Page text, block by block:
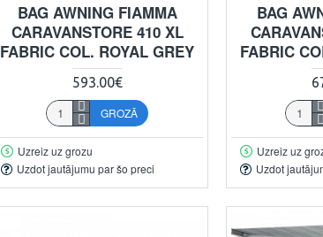
BAG AWNING FIAMMA
CARAVANSTORE 410 XL
FABRIC COL. ROYAL GREY
593.00€
GROZĀ
Uzreiz uz grozu
Uzdot jautājumu par šo preci
BAG
FABRIC
Uzreiz uz
Uzdot